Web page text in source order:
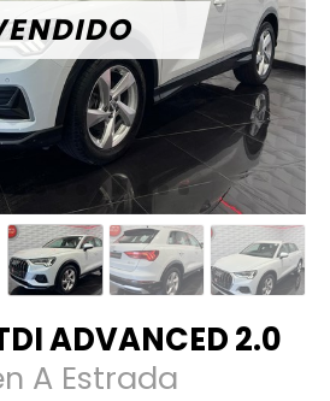
ADVANCED 2.0
A Estrada